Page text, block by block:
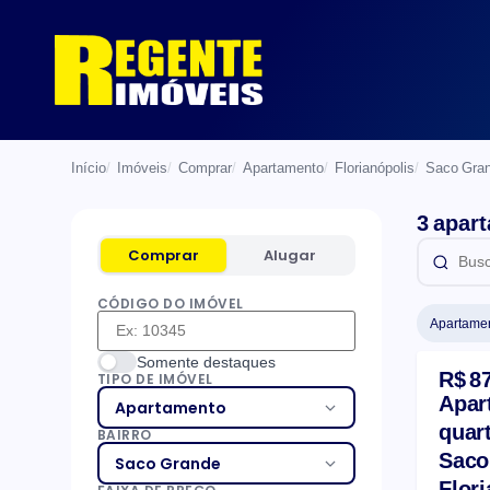
Início Imóveis Comprar Apartamento Florianópolis Saco
Comprar Alugar
CÓDIGO DO IMÓVEL
Somente destaques
TIPO DE IMÓVEL
Apartamento
BAIRRO
Saco Grande
3
R$